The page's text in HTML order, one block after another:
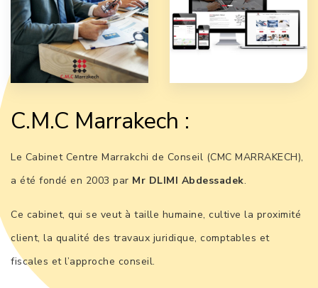
C.M.C Marrakech :
Le Cabinet Centre Marrakchi de Conseil (CMC MARRAKECH),
a été fondé en 2003 par Mr DLIMI Abdessadek.
Ce cabinet, qui se veut à taille humaine, cultive la proximité
client, la qualité des travaux juridique, comptables et
fiscales et l’approche conseil.